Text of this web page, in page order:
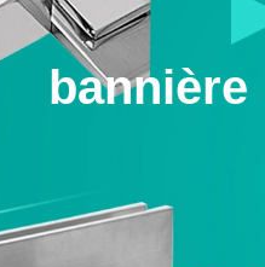
bannière